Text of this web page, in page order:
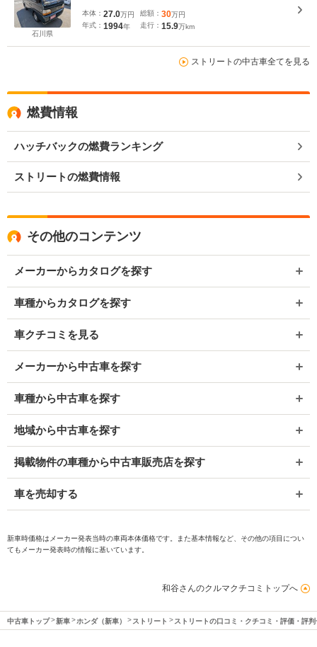
石川県
本体： 27.0万円
年式： 1994年
総額： 30万円
走行： 15.9万km
ストリートの中古車全てを見る
燃費情報
ハッチバックの燃費ランキング
ストリートの燃費情報
その他のコンテンツ
メーカーからカタログを探す
車種からカタログを探す
車クチコミを見る
メーカーから中古車を探す
車種から中古車を探す
地域から中古車を探す
掲載物件の車種から中古車販売店を探す
車を売却する
新車時価格はメーカー発表当時の車両本体価格です。また基本情報など、その他の項目につい
てもメーカー発表時の情報に基いています。
和谷さんのクルマクチコミトップへ
中古車トップ 新車 ホンダ（新車） ストリート ストリートの口コミ・クチコミ・評価・評判